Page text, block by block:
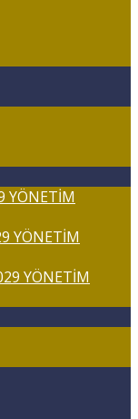
YÖNETİM
YÖNETİM
YÖNETİM